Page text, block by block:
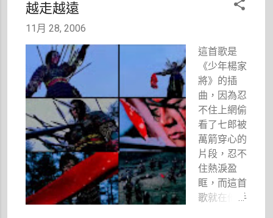
的手裡緊緊
布，在臨死
前一刻，他
緩緩地將楊
家槍推到自
己的胸前撐
住快要斷氣
的身體，就
連到最後一
刻，他都沒
有倒下。
越走越遠
11月 28, 2006
這首歌是
《少年楊家
將》的插
曲，因為忍
不住上網偷
看了七郎被
萬箭穿心的
片段，忍不
住熱淚盈
眶，而這首
歌就在他手